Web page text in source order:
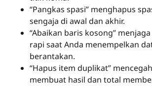
“Pangkas spasi” menghapus
sengaja di awal dan akhir.
“Abaikan baris kosong”
rapi saat Anda menempelkan
berantakan.
“Hapus item duplikat”
membuat hasil dan total